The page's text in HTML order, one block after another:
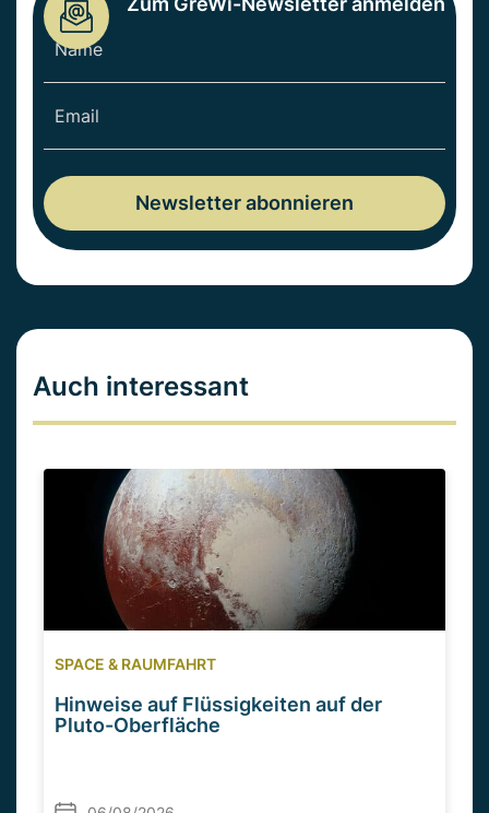
Auch interessant
SPACE & RAUMFAHRT
Hinweise auf Flüssigkeiten auf der
Pluto-Oberfläche